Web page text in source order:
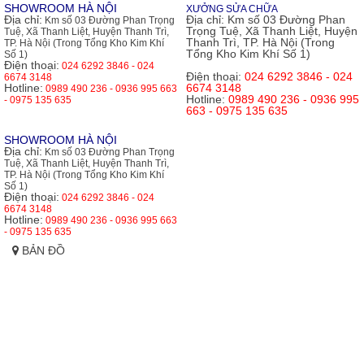
SHOWROOM HÀ NỘI
Địa chỉ: Km số 03 Đường Phan Trọng
Tuệ, Xã Thanh Liệt, Huyện Thanh Trì,
TP. Hà Nội (Trong Tổng Kho Kim Khí
Số 1)
Điện thoại: 024 6292 3846 - 024
6674 3148
Hotline: 0989 490 236 - 0936 995 663
- 0975 135 635
XƯỞNG SỬA CHỮA
Địa chỉ: Km số 03 Đường Phan
Trọng Tuệ, Xã Thanh Liệt, Huyện
Thanh Trì, TP. Hà Nội (Trong
Tổng Kho Kim Khí Số 1)
Điện thoại: 024 6292 3846 - 024
6674 3148
Hotline: 0989 490 236 - 0936 995
663 - 0975 135 635
SHOWROOM HÀ NỘI
Địa chỉ: Km số 03 Đường Phan Trọng
Tuệ, Xã Thanh Liệt, Huyện Thanh Trì,
TP. Hà Nội (Trong Tổng Kho Kim Khí
Số 1)
Điện thoại: 024 6292 3846 - 024
6674 3148
Hotline: 0989 490 236 - 0936 995 663
- 0975 135 635
BẢN ĐỒ